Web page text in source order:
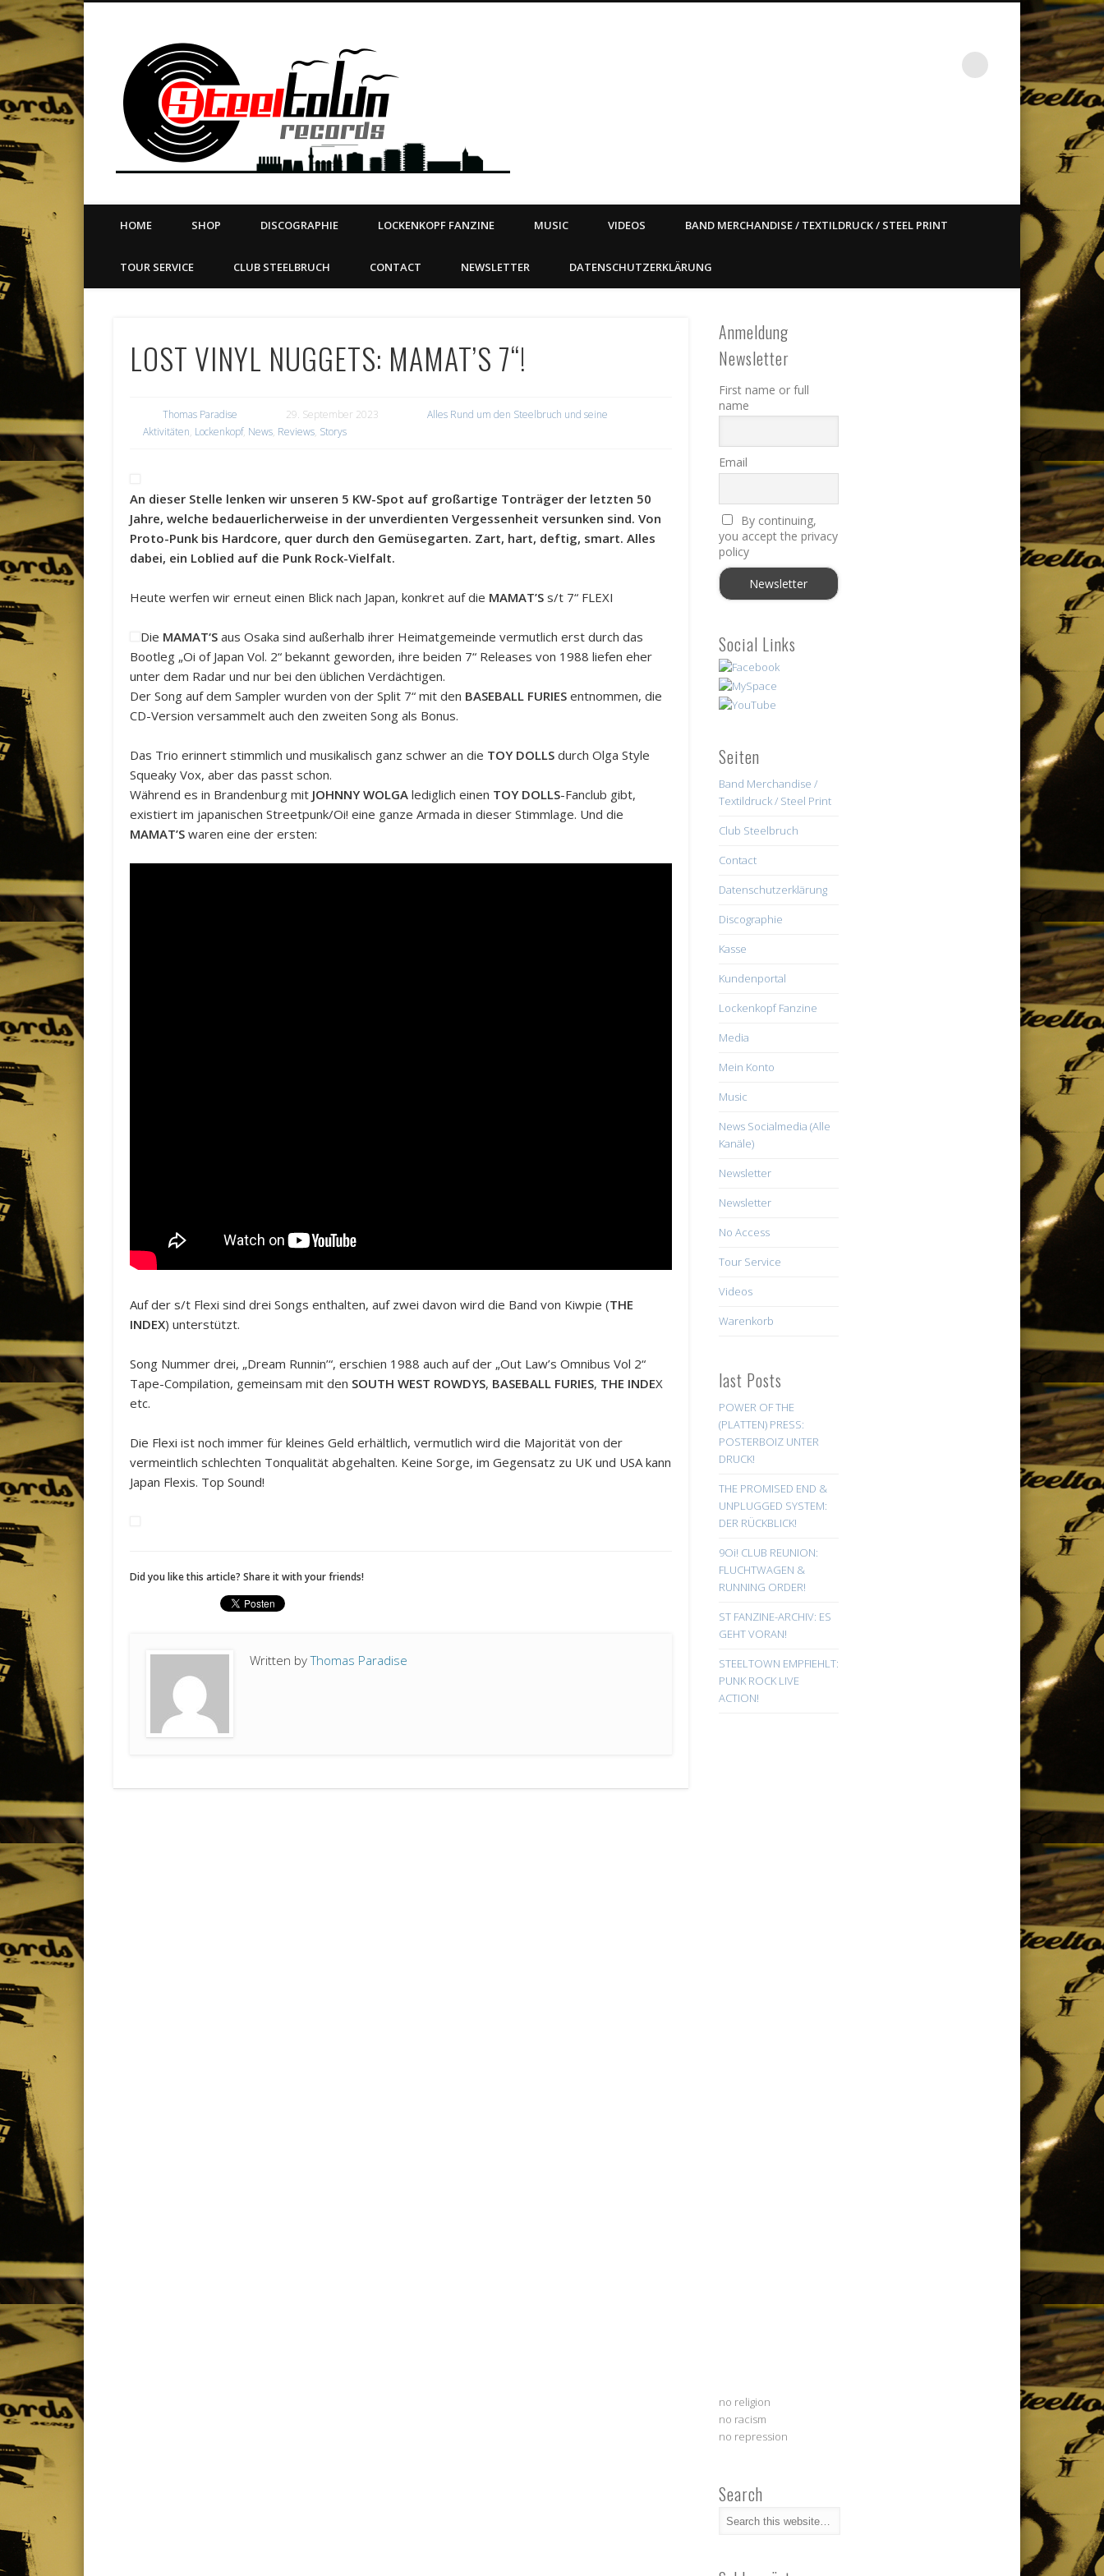
Steeltown Records – East ain`t dead so straight
LABEL | MERCH | PRINT | DIY | FANZINE | TOURSERVICE | BOOKING
VimeoDribble LinkedIn
HOME SHOP DISCOGRAPHIE LOCKENKOPF FANZINE MUSIC VIDEOS BAND MERCHANDISE / TEXTILDRUCK / STEEL PRINT
TOUR SERVICE CLUB STEELBRUCH CONTACT NEWSLETTER DATENSCHUTZERKLÄRUNG
LOST VINYL NUGGETS: MAMAT’S 7“!
Thomas Paradise 29. September 2023
Alles Rund um den Steelbruch und seine
Aktivitäten, Lockenkopf, News, Reviews, Storys
An dieser Stelle lenken wir unseren 5 KW-Spot auf großartige Tonträger der letzten 50
Jahre, welche bedauerlicherweise in der unverdienten Vergessenheit versunken sind. Von
Proto-Punk bis Hardcore, quer durch den Gemüsegarten. Zart, hart, deftig, smart. Alles
dabei, ein Loblied auf die Punk Rock-Vielfalt.
Heute werfen wir erneut einen Blick nach Japan, konkret auf die MAMAT’S s/t 7“ FLEXI
Die MAMAT‘S aus Osaka sind außerhalb ihrer Heimatgemeinde vermutlich erst durch das
Bootleg „Oi of Japan Vol. 2“ bekannt geworden, ihre beiden 7“ Releases von 1988 liefen eher
unter dem Radar und nur bei den üblichen Verdächtigen.
Der Song auf dem Sampler wurden von der Split 7“ mit den BASEBALL FURIES entnommen, die
CD-Version versammelt auch den zweiten Song als Bonus.
Das Trio erinnert stimmlich und musikalisch ganz schwer an die TOY DOLLS durch Olga Style
Squeaky Vox, aber das passt schon.
Während es in Brandenburg mit JOHNNY WOLGA lediglich einen TOY DOLLS-Fanclub gibt,
existiert im japanischen Streetpunk/Oi! eine ganze Armada in dieser Stimmlage. Und die
MAMAT’S waren eine der ersten:
Auf der s/t Flexi sind drei Songs enthalten, auf zwei davon wird die Band von Kiwpie (THE
INDEX) unterstützt.
Song Nummer drei, „Dream Runnin’“, erschien 1988 auch auf der „Out Law’s Omnibus Vol 2“
Tape-Compilation, gemeinsam mit den SOUTH WEST ROWDYS, BASEBALL FURIES, THE INDEX
etc.
Die Flexi ist noch immer für kleines Geld erhältlich, vermutlich wird die Majorität von der
vermeintlich schlechten Tonqualität abgehalten. Keine Sorge, im Gegensatz zu UK und USA kann
Japan Flexis. Top Sound!
Did you like this article? Share it with your friends!
Written byThomas Paradise
Anmeldung
Newsletter
First name or full
name
Email
By continuing,
you accept the privacy
policy
Social Links
Seiten
Band Merchandise /
Textildruck / Steel Print
Club Steelbruch
Contact
Datenschutzerklärung
Discographie
Kasse
Kundenportal
Lockenkopf Fanzine
Media
Mein Konto
Music
News Socialmedia (Alle
Kanäle)
Newsletter
Newsletter
No Access
Tour Service
Videos
Warenkorb
last Posts
POWER OF THE
(PLATTEN) PRESS:
POSTERBOIZ UNTER
DRUCK!
THE PROMISED END &
UNPLUGGED SYSTEM:
DER RÜCKBLICK!
9Oi! CLUB REUNION:
FLUCHTWAGEN &
RUNNING ORDER!
ST FANZINE-ARCHIV: ES
GEHT VORAN!
STEELTOWN EMPFIEHLT:
PUNK ROCK LIVE
ACTION!
no religion
no racism
no repression
Search